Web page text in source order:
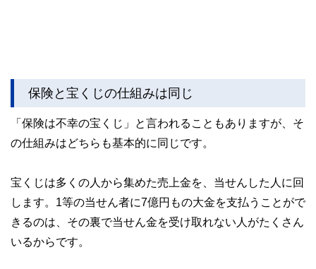
保険と宝くじの仕組みは同じ
「保険は不幸の宝くじ」と言われることもありますが、そ
の仕組みはどちらも基本的に同じです。
宝くじは多くの人から集めた売上金を、当せんした人に回
します。1等の当せん者に7億円もの大金を支払うことがで
きるのは、その裏で当せん金を受け取れない人がたくさん
いるからです。